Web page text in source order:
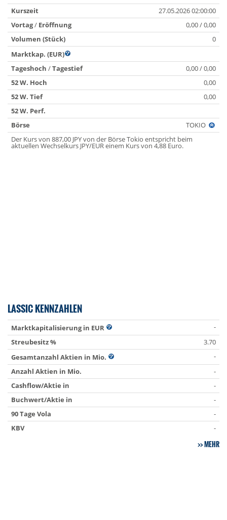
Kurszeit
27.05.2026 02:00:00
Vortag/ Eröffnung
0,00 / 0,00
Volumen (Stück)
0
Marktkap. (EUR)
Tageshoch /Tagestief
0,00 / 0,00
52 W. Hoch
0,00
52 W. Tief
0,00
52 W. Perf.
Börse
TOKIO
Der Kurs von 887,00 JPY von der Börse Tokio entspricht beim
aktuellen Wechselkurs JPY/EUR einem Kurs von 4,88 Euro.
LASSIC KENNZAHLEN
Marktkapitalisierung in EUR
-
Streubesitz %
3.70
Gesamtanzahl Aktien in Mio.
-
Anzahl Aktien in Mio.
-
Cashflow/Aktie in
-
Buchwert/Aktie in
-
90 Tage Vola
-
KBV
-
MEHR